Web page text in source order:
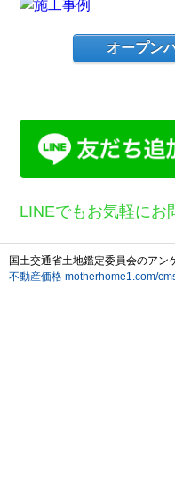
オープン
LINEでもお気軽にお